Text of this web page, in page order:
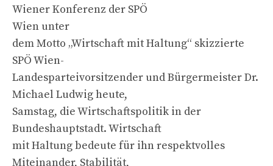
Wiener Konferenz der SPÖ
Wien unter
dem Motto „Wirtschaft mit Haltung“ skizzierte
SPÖ Wien-
Landesparteivorsitzender und Bürgermeister Dr.
Michael Ludwig heute,
Samstag, die Wirtschaftspolitik in der
Bundeshauptstadt. Wirtschaft
mit Haltung bedeute für ihn respektvolles
Miteinander, Stabilität,